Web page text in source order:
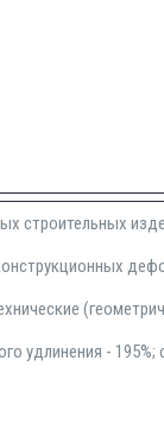
строительных
удлинения -